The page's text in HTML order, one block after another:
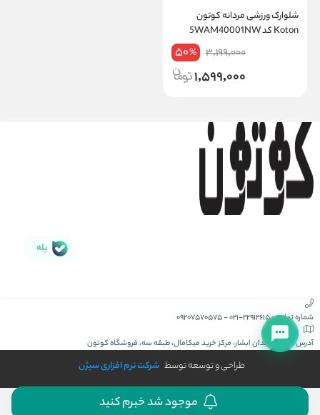
شلوارک ورزشی مردانه کوتون
Koton کد 5WAM40001NW
3,199,000
50%
1,599,000
بله
شماره تماس :021-22912615
-
09207570575
آدرس :کیش، میدان ابشار، مرکز خرید میکامال، طبقه سه، فروشگاه کوتون
طراحی و توسعه توسط شرکت نرم افزاری سیژن